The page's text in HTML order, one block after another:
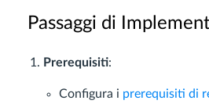
Passaggi di
Prerequisiti:
Configura i prerequisiti di